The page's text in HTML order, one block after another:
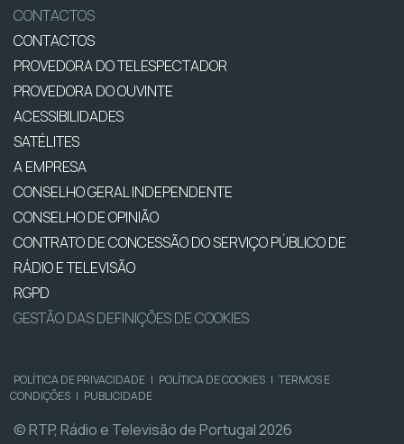
CONTACTOS
CONTACTOS
PROVEDORA DO TELESPECTADOR
PROVEDORA DO OUVINTE
ACESSIBILIDADES
SATÉLITES
A EMPRESA
CONSELHO GERAL INDEPENDENTE
CONSELHO DE OPINIÃO
CONTRATO DE CONCESSÃO DO SERVIÇO PÚBLICO DE
RÁDIO E TELEVISÃO
RGPD
GESTÃO DAS DEFINIÇÕES DE COOKIES
POLÍTICA DE PRIVACIDADE | POLÍTICA DE COOKIES | TERMOS E
CONDIÇÕES | PUBLICIDADE
© RTP, Rádio e Televisão de Portugal 2026